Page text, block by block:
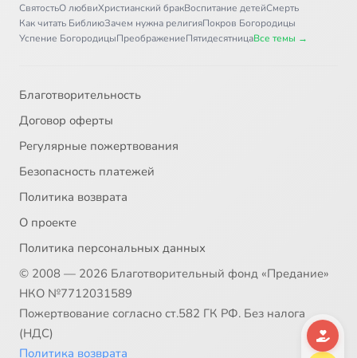
СвятостьО любвиХристианский бракВоспитание детейСмерть
Как читать БиблиюЗачем нужна религияПокров Богородицы
Успение БогородицыПреображениеПятидесятницаВсе темы →
Благотворительность
Договор оферты
Регулярные пожертвования
Безопасность платежей
Политика возврата
О проекте
Политика персональных данных
© 2008 — 2026 Благотворительный фонд «Предание»
НКО №7712031589
Пожертвование согласно ст.582 ГК РФ. Без налога
(НДС)
Политика возврата